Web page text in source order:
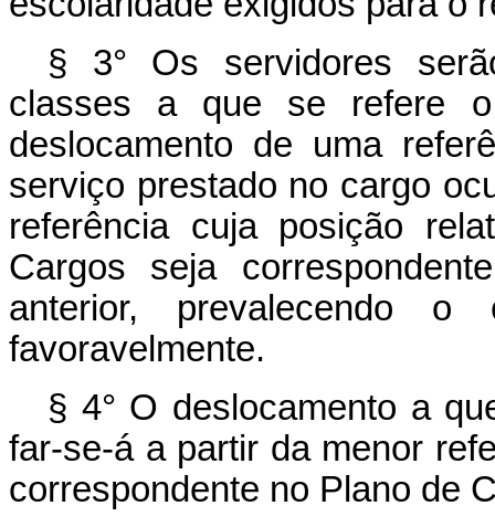
§ 3° Os servidores
classes a que se refere o
deslocamento de uma
serviço prestado no cargo
referência cuja posição
Cargos seja
anterior, prevalecendo
favoravelmente.
§ 4° O deslocamento a
far-se-á a partir da menor
correspondente no Plano de